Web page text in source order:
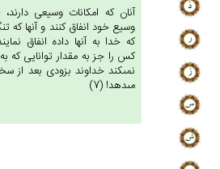
آنان كه امكانات وسيعى دارند،
وسيع خود انفاق كنند و آنها كه
كه خدا به آنها داده انفاق
كس را جز به مقدار توانايى كه
نمى‏كند خداوند بزودى بعد از
مى‏دهد! (7)